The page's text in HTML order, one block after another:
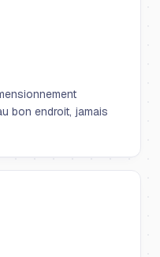
bon endroit, jamais